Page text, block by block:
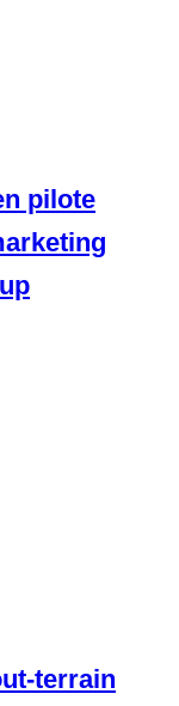
pilote
terrain